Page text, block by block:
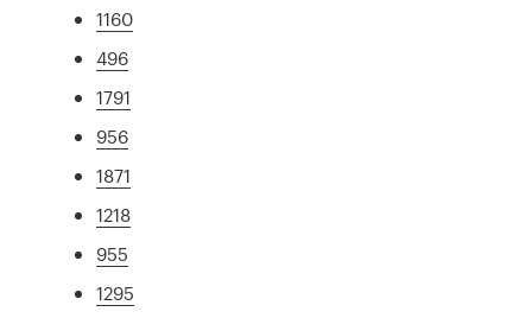
1160
496
1791
956
1871
1218
955
1295